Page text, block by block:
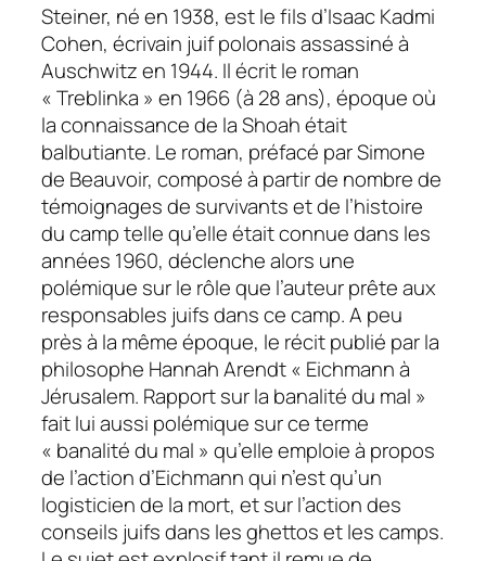
Steiner, né en 1938, est le fils d’Isaac Kadmi
Cohen, écrivain juif polonais assassiné à
Auschwitz en 1944. Il écrit le roman
« Treblinka » en 1966 (à 28 ans), époque où
la connaissance de la Shoah était
balbutiante. Le roman, préfacé par Simone
de Beauvoir, composé à partir de nombre de
témoignages de survivants et de l’histoire
du camp telle qu’elle était connue dans les
années 1960, déclenche alors une
polémique sur le rôle que l’auteur prête aux
responsables juifs dans ce camp. A peu
près à la même époque, le récit publié par la
philosophe Hannah Arendt « Eichmann à
Jérusalem. Rapport sur la banalité du mal »
fait lui aussi polémique sur ce terme
« banalité du mal » qu’elle emploie à propos
de l’action d’Eichmann qui n’est qu’un
logisticien de la mort, et sur l’action des
conseils juifs dans les ghettos et les camps.